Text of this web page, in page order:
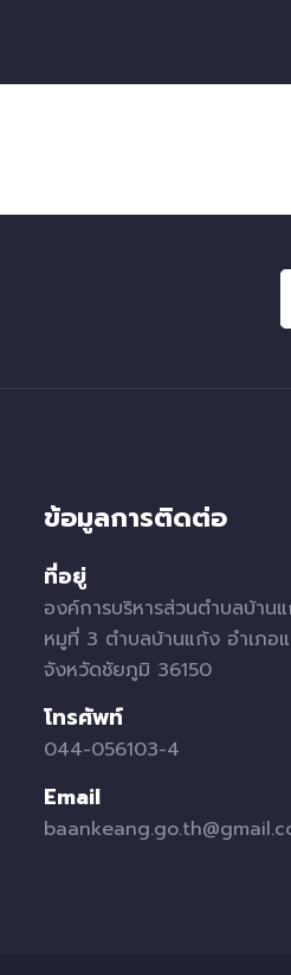
ข้อมูลการติดต่อ
ที่อยู่
องค์การบริหารส่วนตำบลบ้าน
หมูที่ 3 ตำบลบ้านแก้ง อำเภอ
จังหวัดชัยภูมิ 36150
โทรศัพท์
044-056103-4
Email